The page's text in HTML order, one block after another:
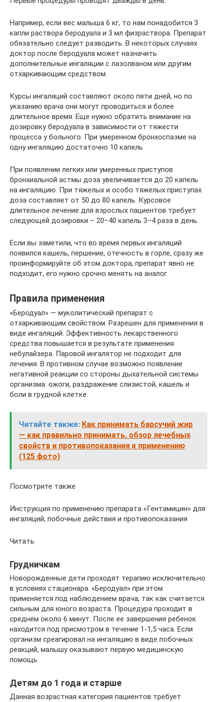
Например, если вес малыша 6 кг, то нам понадобится 3
капли раствора беродуала и 3 мл физраствора. Препарат
обязательно следует разводить. В некоторых случаях
доктор после беродуала может назначить
дополнительные ингаляции с лазолваном или другим
отхаркивающим средством.
Курсы ингаляций составляют около пяти дней, но по
указанию врача они могут проводиться и более
длительное время. Еще нужно обратить внимание на
дозировку беродуала в зависимости от тяжести
процесса у больного. При умеренном бронхоспазме на
одну ингаляцию достаточно 10 капель
При появлении легких или умеренных приступов
бронхиальной астмы доза увеличивается до 20 капель
на ингаляцию. При тяжелых и особо тяжелых приступах
доза составляет от 50 до 80 капель. Курсовое
длительное лечение для взрослых пациентов требует
следующей дозировки – 20–40 капель 3–4 раза в день.
Если вы заметили, что во время первых ингаляций
появился кашель, першение, отечность в горле, сразу же
проинформируйте об этом доктора, препарат явно не
подходит, его нужно срочно менять на аналог.
Правила применения
«Беродуал» — муколитический препарат с
отхаркивающим свойством. Разрешен для применения в
виде ингаляций. Эффективность лекарственного
средства повышается в результате применения
небулайзера. Паровой ингалятор не подходит для
лечения. В противном случае возможно появление
негативной реакции со стороны дыхательной системы
организма: ожоги, раздражение слизистой, кашель и
боли в грудной клетке.
Читайте также: Как принимать барсучий жир
— как правильно принимать, обзор лечебных
свойств и противопоказания к применению
(125 фото)
Посмотрите также
Инструкция по применению препарата «Гентамицин» для
ингаляций, побочные действия и противопоказания
Читать
Грудничкам
Новорожденные дети проходят терапию исключительно
в условиях стационара. «Беродуал» при этом
применяется под наблюдением врача, так как считается
сильным для юного возраста. Процедура проходит в
среднем около 6 минут. После ее завершения ребенок
находится под присмотром в течение 1-1,5 часа. Если
организм среагировал на ингаляцию в виде побочных
реакций, малышу оказывают первую медицинскую
помощь.
Детям до 1 года и старше
Данная возрастная категория пациентов требует